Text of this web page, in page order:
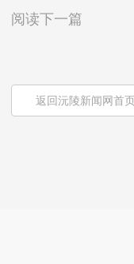
阅读下一篇
返回沅陵新闻网首页